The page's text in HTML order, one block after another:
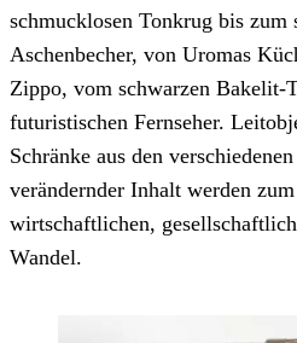
schmucklosen Tonkrug bis zum
Aschenbecher, von Uromas
Zippo, vom schwarzen Bakelit-
futuristischen Fernseher.
Schränke aus den
verändernder Inhalt werden
wirtschaftlichen,
Wandel.